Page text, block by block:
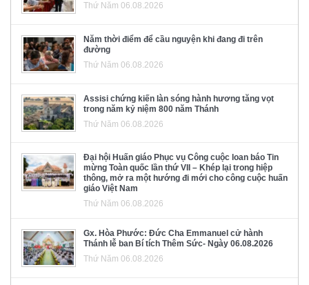
Thứ Năm 06.08.2026
Năm thời điểm để cầu nguyện khi đang đi trên
đường
Thứ Năm 06.08.2026
Assisi chứng kiến làn sóng hành hương tăng vọt
trong năm kỷ niệm 800 năm Thánh
Thứ Năm 06.08.2026
Đại hội Huấn giáo Phục vụ Công cuộc loan báo Tin
mừng Toàn quốc lần thứ VII – Khép lại trong hiệp
thông, mở ra một hướng đi mới cho công cuộc huấn
giáo Việt Nam
Thứ Năm 06.08.2026
Gx. Hòa Phước: Đức Cha Emmanuel cử hành
Thánh lễ ban Bí tích Thêm Sức- Ngày 06.08.2026
Thứ Năm 06.08.2026